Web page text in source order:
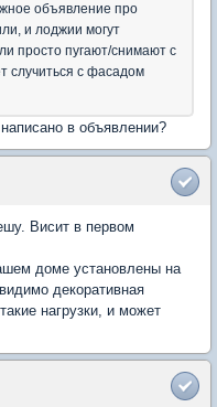
объявление про
и лоджии могут
просто пугают/снимают с
случиться с фасадом
в объявлении?
Висит в первом
доме установлены на
декоративная
нагрузки, и может